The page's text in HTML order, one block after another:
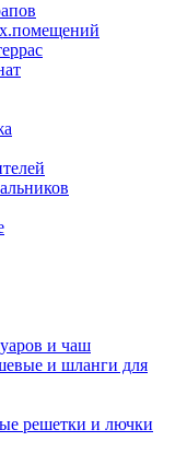
и чаш
и шланги для
решетки и лючки